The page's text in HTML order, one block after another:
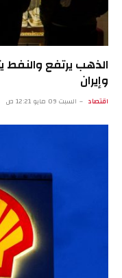
الذهب يرتفع والنفط
وإيران
اقتصاد السبت 09 مايو 12:21 ص